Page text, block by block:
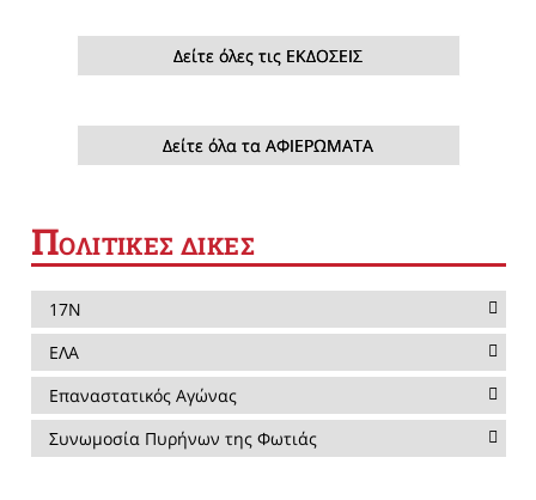
Δείτε όλες τις ΕΚΔΟΣΕΙΣ
Δείτε όλα τα ΑΦΙΕΡΩΜΑΤΑ
ΠΟΛΙΤΙΚΕΣ ΔΙΚΕΣ
17Ν
ΕΛΑ
Επαναστατικός Αγώνας
Συνωμοσία Πυρήνων της Φωτιάς